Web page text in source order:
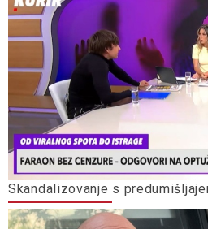
Skandalizovanje s